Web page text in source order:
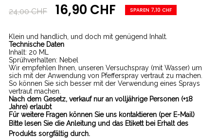
24,00 CHF 16,90 CHF SPAREN 7,10 CHF
Klein und handlich, und doch mit genügend Inhalt.
Technische Daten
Inhalt: 20 ML
Sprühverhalten: Nebel
Wir empfehlen Ihnen, unseren Versuchspray (mit Wasser) um
sich mit der Anwendung von Pfefferspray vertraut zu machen.
So können Sie sich besser mit der Verwendung eines Sprays
vertraut machen.
Nach dem Gesetz, verkauf nur an volljährige Personen (+18
Jahre) erlaubt
Für weitere Fragen können Sie uns kontaktieren (per E-Mail)
Bitte lesen Sie die Anleitung und das Etikett bei Erhalt des
Produkts sorgfältig durch.